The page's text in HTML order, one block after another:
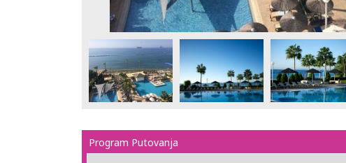
Program Putovanja